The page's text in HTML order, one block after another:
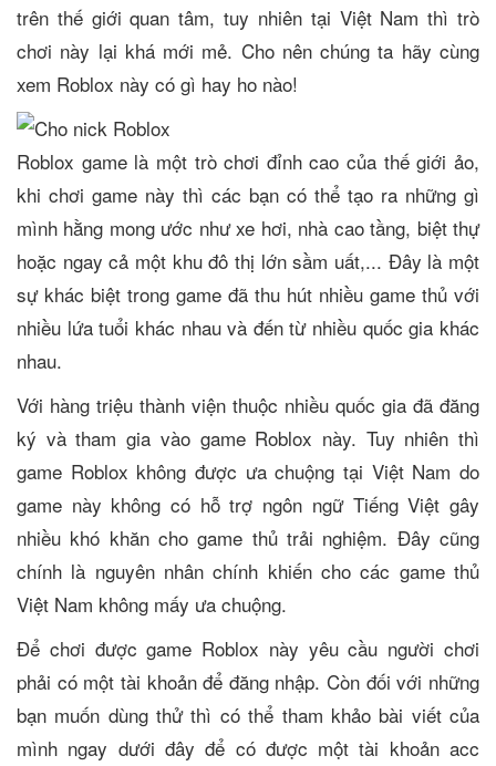
trên thế giới quan tâm, tuy nhiên tại Việt Nam thì trò
chơi này lại khá mới mẻ. Cho nên chúng ta hãy cùng
xem Roblox này có gì hay ho nào!
Roblox game là một trò chơi đỉnh cao của thế giới ảo,
khi chơi game này thì các bạn có thể tạo ra những gì
mình hằng mong ước như xe hơi, nhà cao tầng, biệt thự
hoặc ngay cả một khu đô thị lớn sầm uất,... Đây là một
sự khác biệt trong game đã thu hút nhiều game thủ với
nhiều lứa tuổi khác nhau và đến từ nhiều quốc gia khác
nhau.
Với hàng triệu thành viện thuộc nhiều quốc gia đã đăng
ký và tham gia vào game Roblox này. Tuy nhiên thì
game Roblox không được ưa chuộng tại Việt Nam do
game này không có hỗ trợ ngôn ngữ Tiếng Việt gây
nhiều khó khăn cho game thủ trải nghiệm. Đây cũng
chính là nguyên nhân chính khiến cho các game thủ
Việt Nam không mấy ưa chuộng.
Để chơi được game Roblox này yêu cầu người chơi
phải có một tài khoản để đăng nhập. Còn đối với những
bạn muốn dùng thử thì có thể tham khảo bài viết của
mình ngay dưới đây để có được một tài khoản acc